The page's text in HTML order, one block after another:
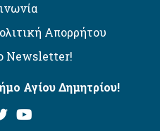
Απορρήτου
Newsletter!
Αγίου Δημητρίου!